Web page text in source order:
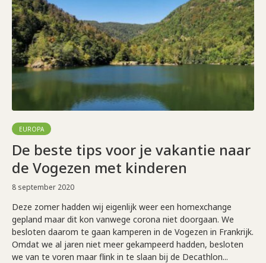
EUROPA
De beste tips voor je vakantie naar
de Vogezen met kinderen
8 september 2020
Deze zomer hadden wij eigenlijk weer een homexchange
gepland maar dit kon vanwege corona niet doorgaan. We
besloten daarom te gaan kamperen in de Vogezen in Frankrijk.
Omdat we al jaren niet meer gekampeerd hadden, besloten
we van te voren maar flink in te slaan bij de Decathlon...